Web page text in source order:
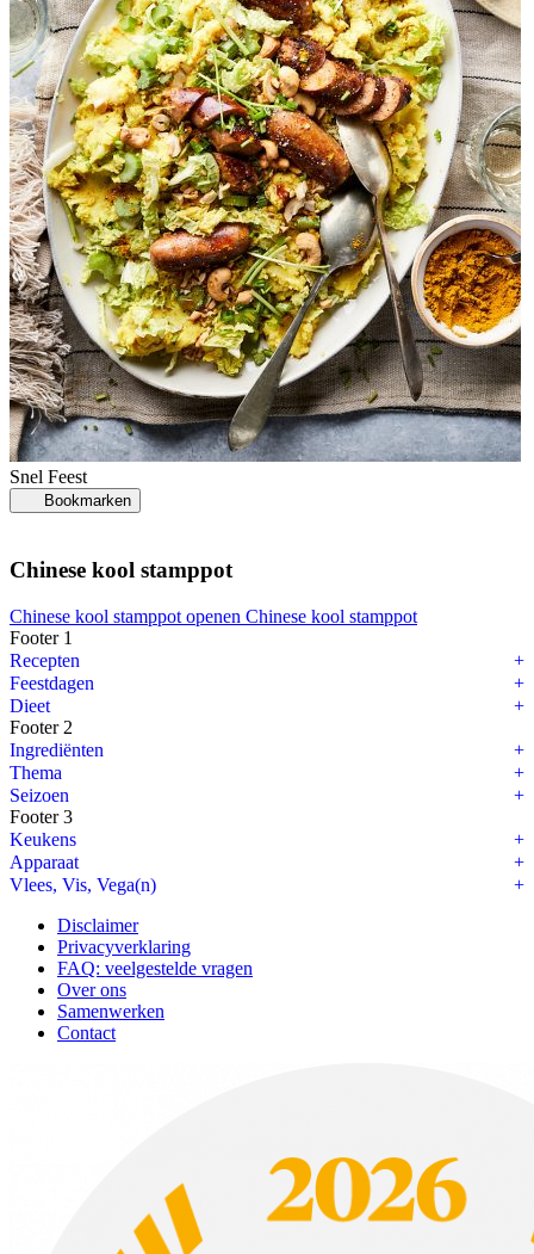
Snel Feest
Bookmarken
Chinese kool stamppot
Chinese kool stamppot openen Chinese kool stamppot
Footer 1
Recepten
Feestdagen
Dieet
Footer 2
Ingrediënten
Thema
Seizoen
Footer 3
Keukens
Apparaat
Vlees, Vis, Vega(n)
Disclaimer
Privacyverklaring
FAQ: veelgestelde vragen
Over ons
Samenwerken
Contact